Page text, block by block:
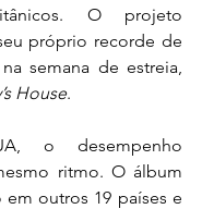
O projeto
próprio recorde de
semana de estreia,
House.
o desempenho
ritmo. O álbum
outros 19 países e